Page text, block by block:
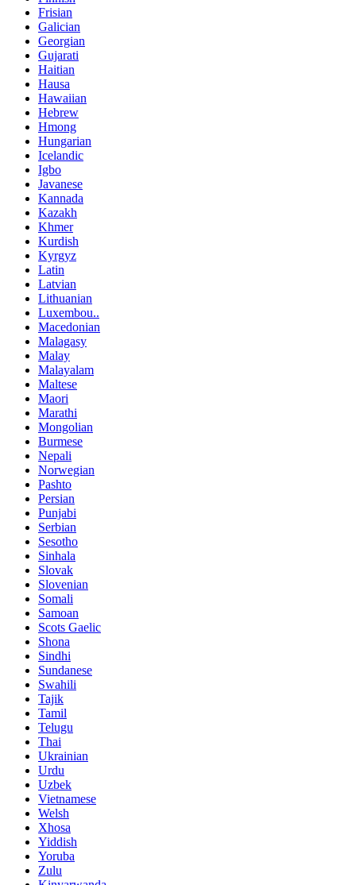
Frisian
Galician
Georgian
Gujarati
Haitian
Hausa
Hawaiian
Hebrew
Hmong
Hungarian
Icelandic
Igbo
Javanese
Kannada
Kazakh
Khmer
Kurdish
Kyrgyz
Latin
Latvian
Lithuanian
Luxembou..
Macedonian
Malagasy
Malay
Malayalam
Maltese
Maori
Marathi
Mongolian
Burmese
Nepali
Norwegian
Pashto
Persian
Punjabi
Serbian
Sesotho
Sinhala
Slovak
Slovenian
Somali
Samoan
Scots Gaelic
Shona
Sindhi
Sundanese
Swahili
Tajik
Tamil
Telugu
Thai
Ukrainian
Urdu
Uzbek
Vietnamese
Welsh
Xhosa
Yiddish
Yoruba
Zulu